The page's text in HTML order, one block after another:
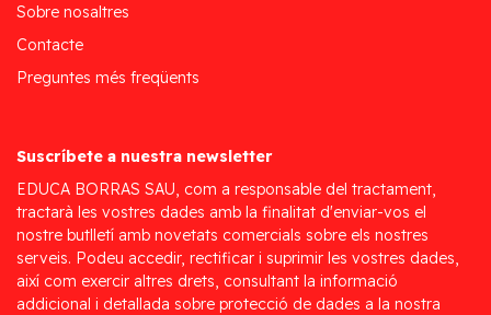
Sobre nosaltres
Contacte
Preguntes més freqüents
Suscríbete a nuestra newsletter
EDUCA BORRAS SAU, com a responsable del tractament,
tractarà les vostres dades amb la finalitat d'enviar-vos el
nostre butlletí amb novetats comercials sobre els nostres
serveis. Podeu accedir, rectificar i suprimir les vostres dades,
així com exercir altres drets, consultant la informació
addicional i detallada sobre protecció de dades a la nostra